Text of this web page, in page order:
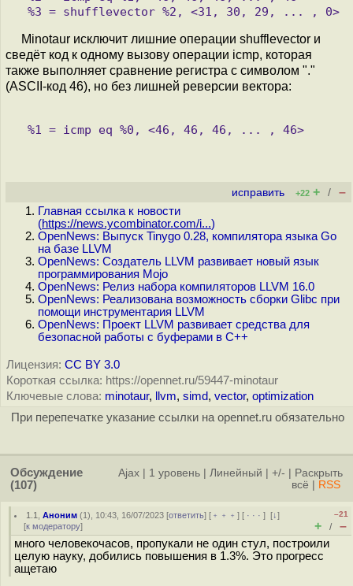
Minotaur исключит лишние операции shufflevector и
сведёт код к одному вызову операции icmp, которая
также выполняет сравнение регистра с символом "."
(ASCII-код 46), но без лишней реверсии вектора:
исправить +22 + / –
Главная ссылка к новости
(https://news.ycombinator.com/i...)
OpenNews: Выпуск Tinygo 0.28, компилятора языка Go
на базе LLVM
OpenNews: Создатель LLVM развивает новый язык
программирования Mojo
OpenNews: Релиз набора компиляторов LLVM 16.0
OpenNews: Реализована возможность сборки Glibc при
помощи инструментария LLVM
OpenNews: Проект LLVM развивает средства для
безопасной работы с буферами в C++
Лицензия: CC BY 3.0
Короткая ссылка: https://opennet.ru/59447-minotaur
Ключевые слова: minotaur, llvm, simd, vector, optimization
При перепечатке указание ссылки на opennet.ru обязательно
Обсуждение
(107)
Ajax 1 уровень Линейный +/-
Раскрыть
всё
RSS
1.1 ,Аноним (1), 10:43, 16/07/2023 [ответить] [ ﹢﹢﹢] [ · · ·][↓]
[к модератору]
–21
+ / –
много человекочасов, пропукали не один стул, построили
целую науку, добились повышения в 1.3%. Это прогресс
ащетаю